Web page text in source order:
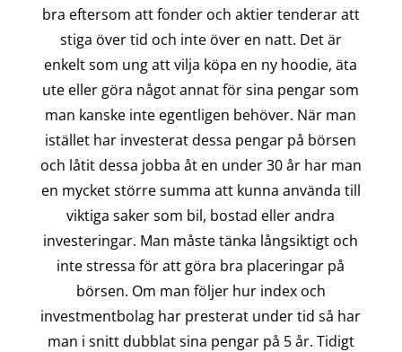
bra eftersom att fonder och aktier tenderar att
stiga över tid och inte över en natt. Det är
enkelt som ung att vilja köpa en ny hoodie, äta
ute eller göra något annat för sina pengar som
man kanske inte egentligen behöver. När man
istället har investerat dessa pengar på börsen
och låtit dessa jobba åt en under 30 år har man
en mycket större summa att kunna använda till
viktiga saker som bil, bostad eller andra
investeringar. Man måste tänka långsiktigt och
inte stressa för att göra bra placeringar på
börsen. Om man följer hur index och
investmentbolag har presterat under tid så har
man i snitt dubblat sina pengar på 5 år. Tidigt